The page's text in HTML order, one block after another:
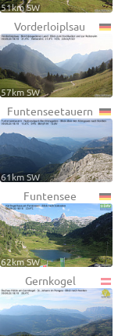
51km SW
Vorderloiplsau
57km SW
Funtenseetauern
61km SW
Funtensee
62km SW
Gernkogel